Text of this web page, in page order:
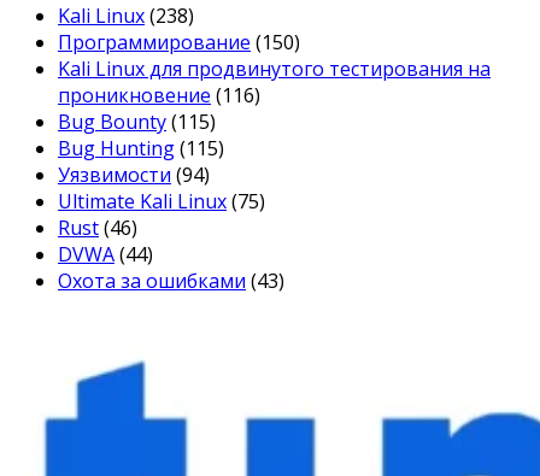
Kali Linux(238)
Программирование (150)
Kali Linux для продвинутого тестирования на
проникновение (116)
Bug Bounty(115)
Bug Hunting(115)
Уязвимости (94)
Ultimate Kali Linux(75)
Rust(46)
DVWA(44)
Охота за ошибками (43)